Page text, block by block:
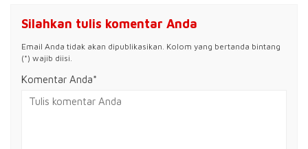
Silahkan tulis komentar Anda
Email Anda tidak akan dipublikasikan. Kolom yang bertanda bintang
(*) wajib diisi.
Komentar Anda*